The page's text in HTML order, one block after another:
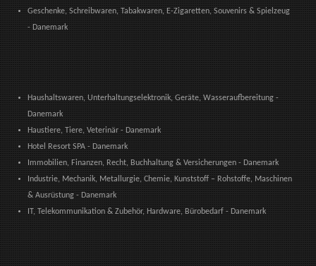
Geschenke, Schreibwaren, Tabakwaren, E-Zigaretten, Souvenirs & Spielzeug
- Danemark
Haushaltswaren, Unterhaltungselektronik, Geräte, Wasseraufbereitung -
Danemark
Haustiere, Tiere, Veterinär - Danemark
Hotel Resort SPA - Danemark
Immobilien, Finanzen, Recht, Buchhaltung & Versicherungen - Danemark
Industrie, Mechanik, Metallurgie, Chemie, Kunststoff – Rohstoffe, Maschinen
& Ausrüstung - Danemark
IT, Telekommunikation & Zubehör, Hardware, Bürobedarf - Danemark